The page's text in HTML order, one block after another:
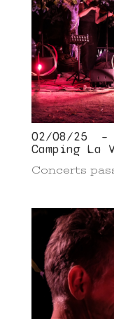
02/08/25 –
Camping La
Concerts